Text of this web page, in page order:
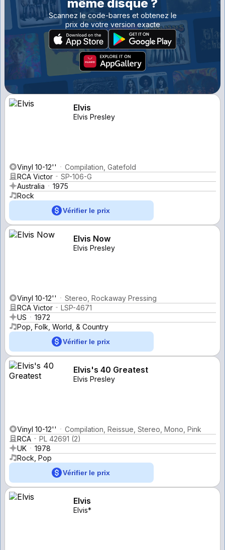
même disque ?
Scannez le code-barres et obtenez le
prix de votre version exacte
Elvis
Elvis Presley
Vinyl 10-12''
Compilation, Gatefold
RCA Victor
SP-106-G
Australia
1975
Rock
Vérifier le prix
Elvis Now
Elvis Presley
Vinyl 10-12''
Stereo, Rockaway Pressing
RCA Victor
LSP-4671
US
1972
Pop, Folk, World, & Country
Vérifier le prix
Elvis's 40 Greatest
Elvis Presley
Vinyl 10-12''
Compilation, Reissue, Stereo, Mono, Pink
RCA
PL 42691 (2)
UK
1978
Rock, Pop
Vérifier le prix
Elvis
Elvis*